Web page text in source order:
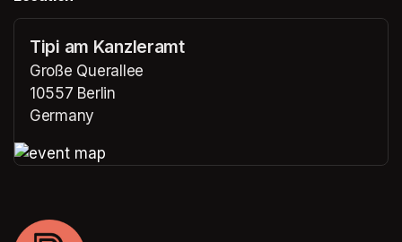
Tipi am Kanzleramt
Große Querallee
10557 Berlin
Germany